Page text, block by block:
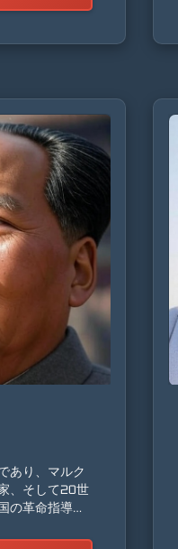
あり、マルク
、そして20世
の革命指導